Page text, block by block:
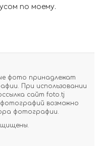
по моему.
фото принадлежат
При использовании
сайт foto.tj
фотографий возможно
фотографии.